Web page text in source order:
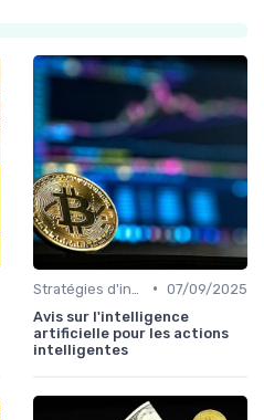
• 07/09/2025
Avis sur l'intelligence
artificielle pour les actions
intelligentes